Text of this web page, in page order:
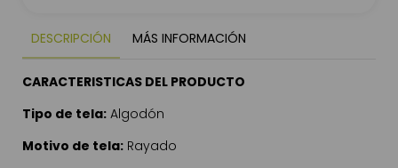
DESCRIPCIÓN MÁS INFORMACIÓN
CARACTERISTICAS DEL PRODUCTO
Tipo de tela: Algodón
Motivo de tela: Rayado